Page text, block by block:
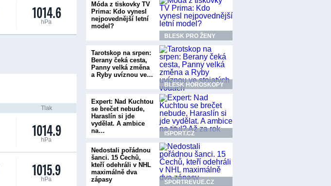
1014.6
hPa
Tlak
1014.9
hPa
1015.9
hPa
Móda z tiskovky TV
Prima: Kdo vynesl
nejpovednější letní
model?
BLESK PRO ŽENY
Tarotskop na srpen:
Berany čeká cesta,
Panny velká změna
a Ryby uvíznou ve…
BLESK HOROSKOPY
Expert: Nad Kuchtou
se brečet nebude,
Haraslín si jde
vydělat. A ambice
na…
ISPORT.CZ
Nedostali pořádnou
šanci. 15 Čechů,
kteří odehráli v NHL
maximálně dva
zápasy
SPORTREVUE.CZ